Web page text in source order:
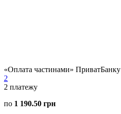
«Оплата частинами» ПриватБанку
2
2 платежу
по 1 190.50 грн